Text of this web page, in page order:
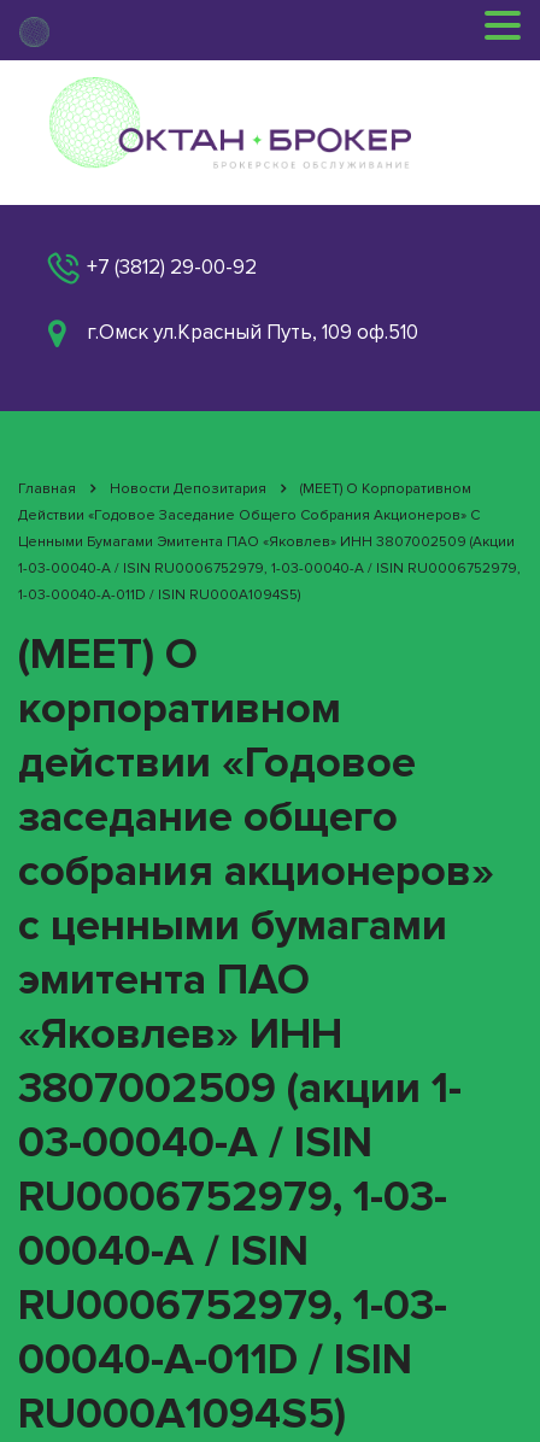
+7 (3812) 29-00-92
г.Омск ул.Красный Путь, 109 оф.510
Главная Новости Депозитария
(MEET) О Корпоративном
Действии «Годовое Заседание Общего Собрания Акционеров» С
Ценными Бумагами Эмитента ПАО «Яковлев» ИНН 3807002509 (акции
1-03-00040-A / ISIN RU0006752979, 1-03-00040-A / ISIN RU0006752979,
1-03-00040-A-011D / ISIN RU000A1094S5)
(MEET) О
корпоративном
действии «Годовое
заседание общего
собрания акционеров»
с ценными бумагами
эмитента ПАО
«Яковлев» ИНН
3807002509 (акции 1-
03-00040-A / ISIN
RU0006752979, 1-03-
00040-A / ISIN
RU0006752979, 1-03-
00040-A-011D / ISIN
RU000A1094S5)